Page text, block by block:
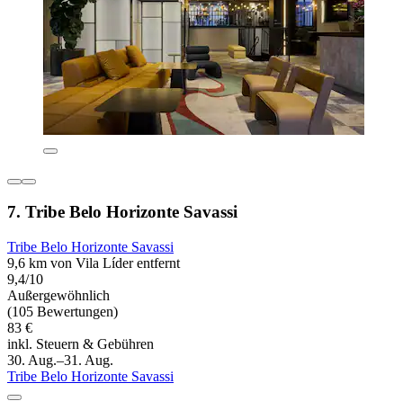
7. Tribe Belo Horizonte Savassi
Tribe Belo Horizonte Savassi
9,6 km von Vila Líder entfernt
9,4/10
Außergewöhnlich
(105 Bewertungen)
83 €
inkl. Steuern & Gebühren
30. Aug.–31. Aug.
Tribe Belo Horizonte Savassi